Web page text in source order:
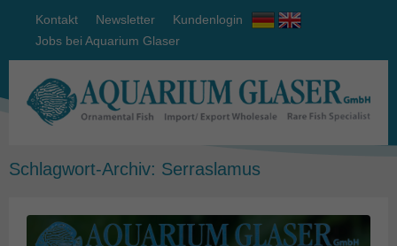
Kontakt Newsletter
Kundenlogin
Jobs bei Aquarium Glaser
Schlagwort-Archiv: Serraslamus